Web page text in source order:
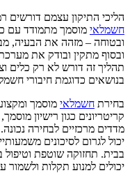
הליכי התיקון עצמם דורשים
חשמלאי מוסמך מתמודד עם
ובטוחה – מזהה את הבעיה,
ובסוף מתקין ובודק את
תהליך זה דורש לא רק כלים
בנושאים כדוגמת חיבורי
בחירת חשמלאי מוסמך
קריטריונים כגון רישיון
מדדים מרכזיים לבחירה
יכול לגרום לסיכונים
בבית. תחזוקה שוטפת
יכולים למנוע תקלות ולשמור